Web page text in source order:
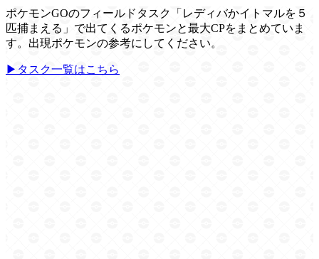
ポケモンGOのフィールドタスク「レディバかイトマルを５
匹捕まえる」で出てくるポケモンと最大CPをまとめていま
す。出現ポケモンの参考にしてください。
▶タスク一覧はこちら